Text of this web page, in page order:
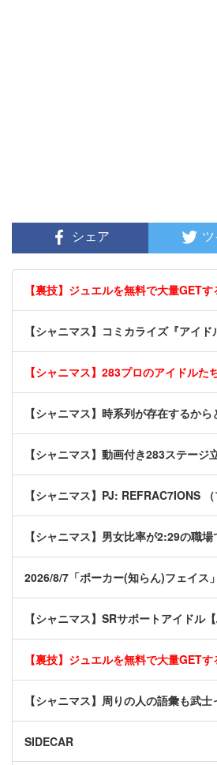
シェア ツ
【裏技】ジュエルを無料で大量GET
【シャニマス】コミカライズ『アイ
【シャニマス】283プロのアイドル
【シャニマス】時系列が存在するか
【シャニマス】動画付き283ステージ
【シャニマス】PJ: REFRAC7IONS
【シャニマス】男女比率が2:29の職
2026/8/7「ポーカー(知らん)フェイス」
【シャニマス】SRサポートアイドル
【裏技】ジュエルを無料で大量GET
【シャニマス】周りの人の語彙も武
SIDECAR